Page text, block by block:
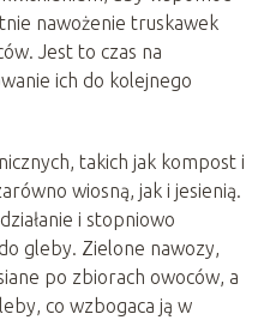
nawożenie truskawek
Jest to czas na
ich do kolejnego
takich jak kompost i
wiosną, jak i jesienią.
i stopniowo
gleby. Zielone nawozy,
po zbiorach owoców, a
co wzbogaca ją w